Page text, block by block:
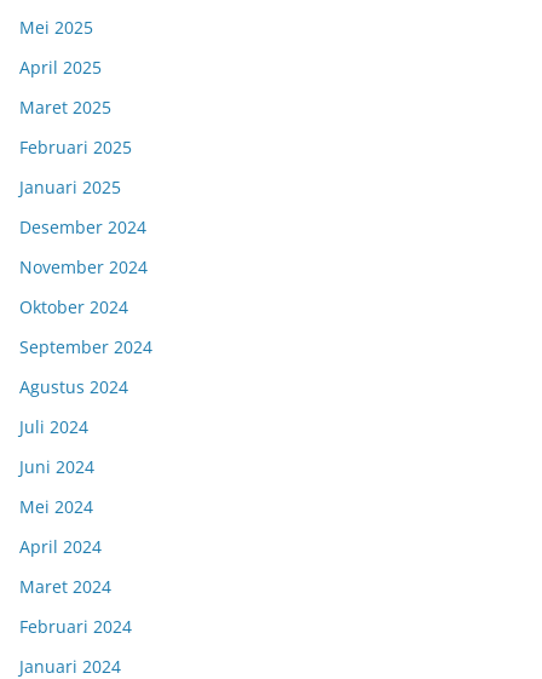
Mei 2025
April 2025
Maret 2025
Februari 2025
Januari 2025
Desember 2024
November 2024
Oktober 2024
September 2024
Agustus 2024
Juli 2024
Juni 2024
Mei 2024
April 2024
Maret 2024
Februari 2024
Januari 2024